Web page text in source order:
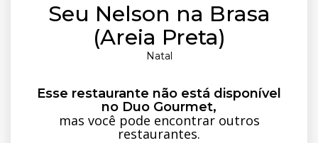
Seu Nelson na Brasa
(Areia Preta)
Natal
Esse restaurante não está disponível
no Duo Gourmet,
mas você pode encontrar outros
restaurantes.